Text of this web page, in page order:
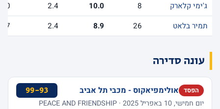
ג'ימי קלארק
8
10.0
2.4
4.0
תמיר בלאט
26
8.9
2.4
6.7
עונה סדירה
הפסד אולימפיאקוס - מכבי תל אביב 99-93
יום חמישי, 10 באפריל 2025 · PEACE AND FRIENDSHIP